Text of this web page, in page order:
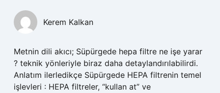
Kerem Kalkan
Metnin dili akıcı; Süpürgede hepa filtre ne işe yarar
? teknik yönleriyle biraz daha detaylandırılabilirdi.
Anlatım ilerledikçe Süpürgede HEPA filtrenin temel
işlevleri : HEPA filtreler, “kullan at” ve